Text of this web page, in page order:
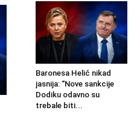
Baronesa Helić nikad
jasnija: “Nove sankcije
Dodiku odavno su
trebale biti...